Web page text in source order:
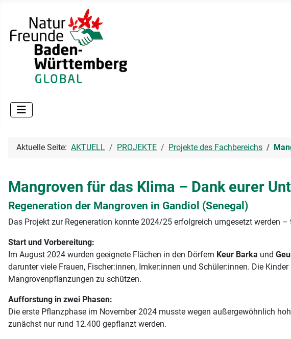
Aktuelle Seite: AKTUELL PROJEKTE Projekte des Fachbereichs
Mangroven für das Klima – Dank eurer
Regeneration der Mangroven in Gandiol (Senegal)
Das Projekt zur Regeneration konnte 2024/25 erfolgreich umgesetzt werden
Start und Vorbereitung:
Im August 2024 wurden geeignete Flächen in den Dörfern Keur Barka und
darunter viele Frauen, Fischer:innen, Imker:innen und Schüler:innen. Die
Mangrovenpflanzungen zu schützen.
Aufforstung in zwei Phasen:
Die erste Pflanzphase im November 2024 musste wegen außergewöhnlich
zunächst nur rund 12.400 gepflanzt werden.